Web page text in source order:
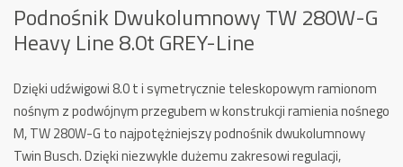
Heavy
Line
GREY-
Line
Podnośnik Dwukolumnowy TW 280W-G
Heavy Line 8.0t GREY-Line
Dzięki udźwigowi 8.0 t i symetrycznie teleskopowym ramionom
nośnym z podwójnym przegubem w konstrukcji ramienia nośnego
M, TW 280W-G to najpotężniejszy podnośnik dwukolumnowy
Twin Busch. Dzięki niezwykle dużemu zakresowi regulacji,